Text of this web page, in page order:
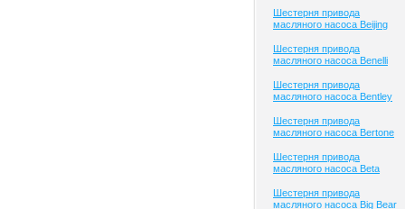
Шестерня привода
масляного насоса Beijing
Шестерня привода
масляного насоса Benelli
Шестерня привода
масляного насоса Bentley
Шестерня привода
масляного насоса Bertone
Шестерня привода
масляного насоса Beta
Шестерня привода
масляного насоса Big Bear